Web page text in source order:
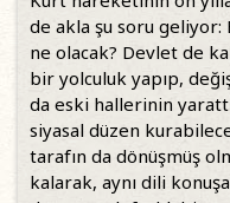
de akla şu soru geliyor:
ne olacak? Devlet de
bir yolculuk yapıp,
da eski hallerinin
siyasal düzen
tarafın da dönüşmüş
kalarak, aynı dili